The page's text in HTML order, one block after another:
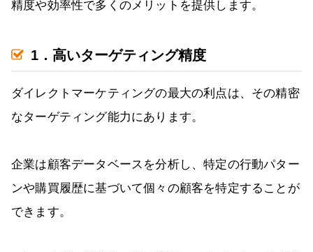
精度や効率性で多くのメリットを提供します。
1．高いターゲティング精度
ダイレクトマーケティングの最大の利点は、その精密
なターゲティング能力にあります。
企業は顧客データベースを分析し、特定の行動パター
ンや購買履歴に基づいて個々の顧客を特定することが
できます。